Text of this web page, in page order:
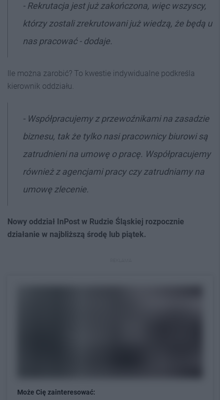
- Rekrutacja jest już zakończona, więc wszyscy,
którzy zostali zrekrutowani już wiedzą, że będą u
nas pracować - dodaje.
Ile można zarobić? To kwestie indywidualne podkreśla
kierownik oddziału.
- Współpracujemy z przewoźnikami na zasadzie
biznesu, tak że tylko nasi pracownicy biurowi są
zatrudnieni na umowę o pracę. Współpracujemy
również z agencjami pracy czy zatrudniamy na
umowę zlecenie.
Nowy oddział InPost w Rudzie Śląskiej rozpocznie
działanie w najbliższą środę lub piątek.
Może Cię zainteresować: